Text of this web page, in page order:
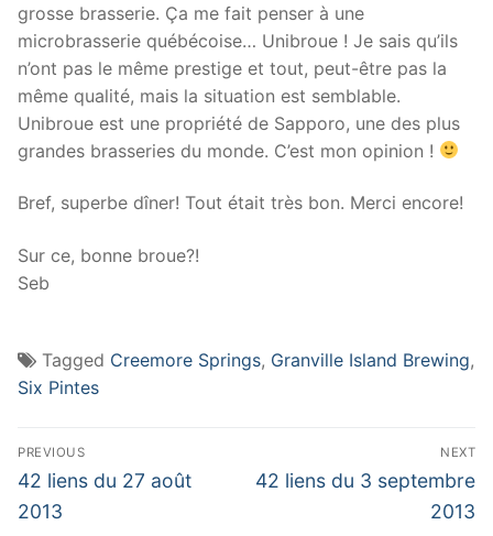
grosse brasserie. Ça me fait penser à une
microbrasserie québécoise… Unibroue ! Je sais qu’ils
n’ont pas le même prestige et tout, peut-être pas la
même qualité, mais la situation est semblable.
Unibroue est une propriété de Sapporo, une des plus
grandes brasseries du monde. C’est mon opinion !
Bref, superbe dîner! Tout était très bon. Merci encore!
Sur ce, bonne broue?!
Seb
Tagged Creemore Springs, Granville Island Brewing,
Six Pintes
Navigation
de
l'article
PREVIOUS
Previous
post:
42 liens du 27 août
2013
NEXT
Next
42 liens du 3 septembre
2013